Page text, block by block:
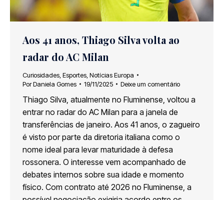
Aos 41 anos, Thiago Silva volta ao
radar do AC Milan
Curiosidades Esportes Notícias Europa
PorDaniela Gomes 19/11/2025 Deixe um comentário
Thiago Silva, atualmente no Fluminense, voltou a
entrar no radar do AC Milan para a janela de
transferências de janeiro. Aos 41 anos, o zagueiro
é visto por parte da diretoria italiana como o
nome ideal para levar maturidade à defesa
rossonera. O interesse vem acompanhado de
debates internos sobre sua idade e momento
físico. Com contrato até 2026 no Fluminense, a